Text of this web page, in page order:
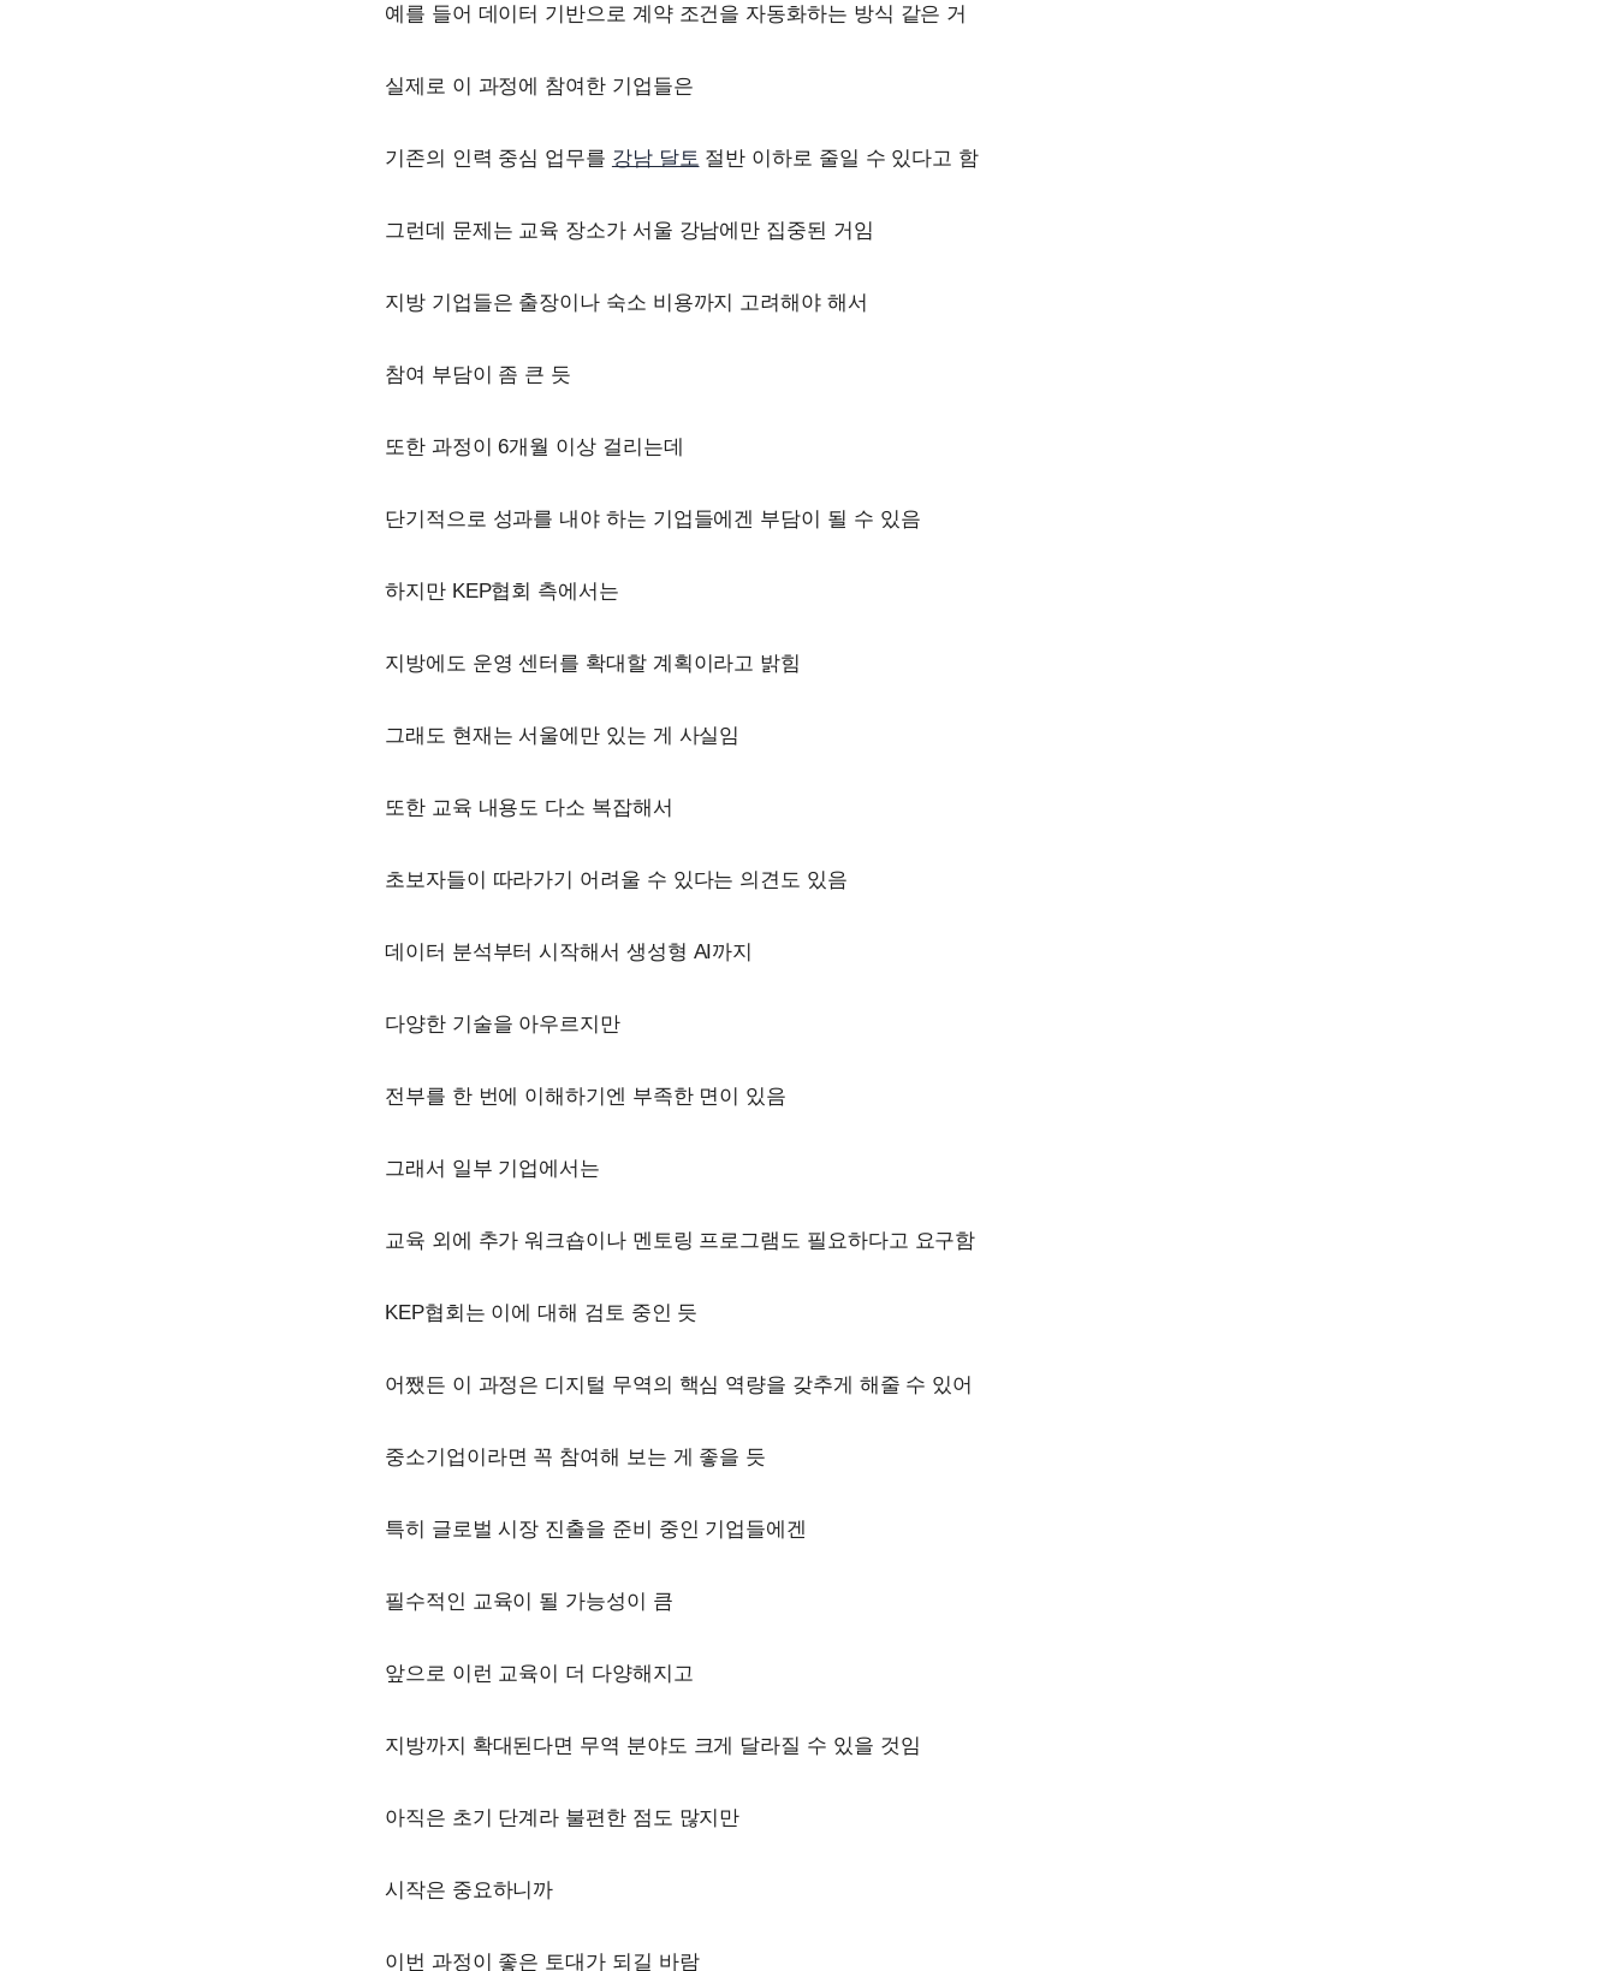
예를 들어 데이터 기반으로 계약 조건을 자동화하는 방식 같은 거
실제로 이 과정에 참여한 기업들은
기존의 인력 중심 업무를 강남 달토 절반 이하로 줄일 수 있다고 함
그런데 문제는 교육 장소가 서울 강남에만 집중된 거임
지방 기업들은 출장이나 숙소 비용까지 고려해야 해서
참여 부담이 좀 큰 듯
또한 과정이 6개월 이상 걸리는데
단기적으로 성과를 내야 하는 기업들에겐 부담이 될 수 있음
하지만 KEP협회 측에서는
지방에도 운영 센터를 확대할 계획이라고 밝힘
그래도 현재는 서울에만 있는 게 사실임
또한 교육 내용도 다소 복잡해서
초보자들이 따라가기 어려울 수 있다는 의견도 있음
데이터 분석부터 시작해서 생성형 AI까지
다양한 기술을 아우르지만
전부를 한 번에 이해하기엔 부족한 면이 있음
그래서 일부 기업에서는
교육 외에 추가 워크숍이나 멘토링 프로그램도 필요하다고 요구함
KEP협회는 이에 대해 검토 중인 듯
어쨌든 이 과정은 디지털 무역의 핵심 역량을 갖추게 해줄 수 있어
중소기업이라면 꼭 참여해 보는 게 좋을 듯
특히 글로벌 시장 진출을 준비 중인 기업들에겐
필수적인 교육이 될 가능성이 큼
앞으로 이런 교육이 더 다양해지고
지방까지 확대된다면 무역 분야도 크게 달라질 수 있을 것임
아직은 초기 단계라 불편한 점도 많지만
시작은 중요하니까
이번 과정이 좋은 토대가 되길 바람